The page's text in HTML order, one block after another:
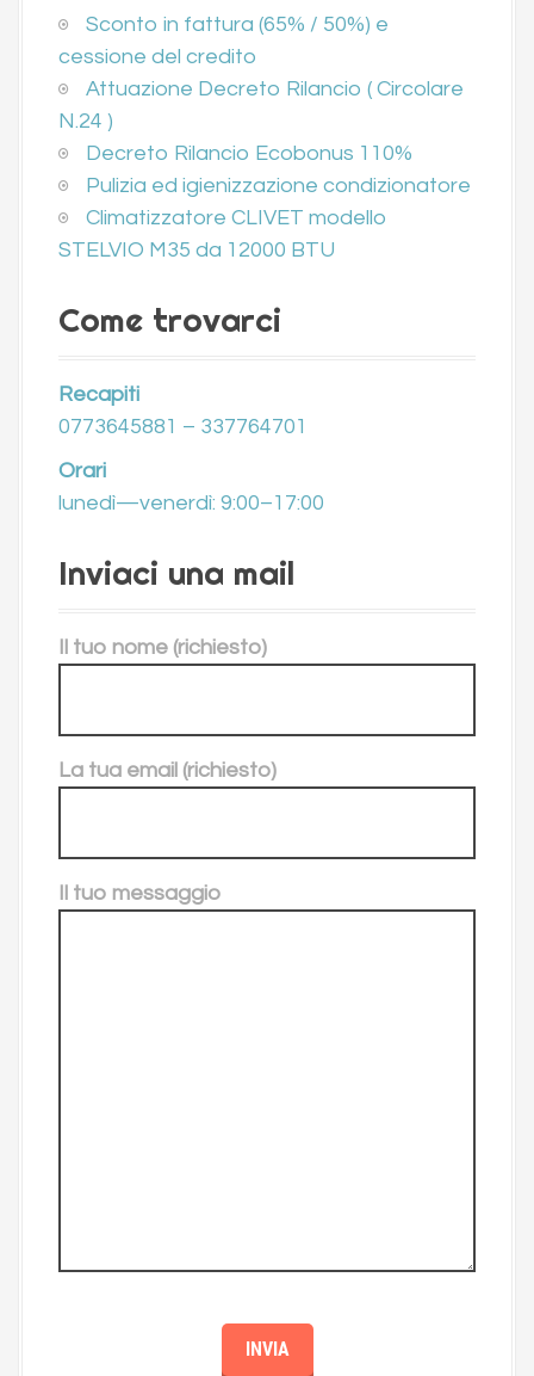
Sconto in fattura (65% / 50%) e
cessione del credito
Attuazione Decreto Rilancio ( Circolare
N.24 )
Decreto Rilancio Ecobonus 110%
Pulizia ed igienizzazione condizionatore
Climatizzatore CLIVET modello
STELVIO M35 da 12000 BTU
Come trovarci
Recapiti
0773645881 – 337764701
Orari
lunedì—venerdì: 9:00–17:00
Inviaci una mail
Il tuo nome (richiesto)
La tua email (richiesto)
Il tuo messaggio